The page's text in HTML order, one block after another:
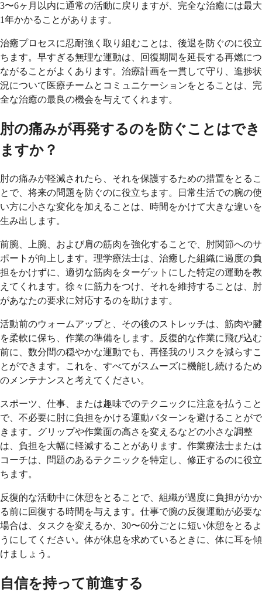
3〜6ヶ月以内に通常の活動に戻りますが、完全な治癒には最大
1年かかることがあります。
治癒プロセスに忍耐強く取り組むことは、後退を防ぐのに役立
ちます。早すぎる無理な運動は、回復期間を延長する再燃につ
ながることがよくあります。治療計画を一貫して守り、進捗状
況について医療チームとコミュニケーションをとることは、完
全な治癒の最良の機会を与えてくれます。
肘の痛みが再発するのを防ぐことはでき
ますか？
肘の痛みが軽減されたら、それを保護するための措置をとるこ
とで、将来の問題を防ぐのに役立ちます。日常生活での腕の使
い方に小さな変化を加えることは、時間をかけて大きな違いを
生み出します。
前腕、上腕、および肩の筋肉を強化することで、肘関節へのサ
ポートが向上します。理学療法士は、治癒した組織に過度の負
担をかけずに、適切な筋肉をターゲットにした特定の運動を教
えてくれます。徐々に筋力をつけ、それを維持することは、肘
があなたの要求に対応するのを助けます。
活動前のウォームアップと、その後のストレッチは、筋肉や腱
を柔軟に保ち、作業の準備をします。反復的な作業に飛び込む
前に、数分間の穏やかな運動でも、再怪我のリスクを減らすこ
とができます。これを、すべてがスムーズに機能し続けるため
のメンテナンスと考えてください。
スポーツ、仕事、または趣味でのテクニックに注意を払うこと
で、不必要に肘に負担をかける運動パターンを避けることがで
きます。グリップや作業面の高さを変えるなどの小さな調整
は、負担を大幅に軽減することがあります。作業療法士または
コーチは、問題のあるテクニックを特定し、修正するのに役立
ちます。
反復的な活動中に休憩をとることで、組織が過度に負担がかか
る前に回復する時間を与えます。仕事で腕の反復運動が必要な
場合は、タスクを変えるか、30〜60分ごとに短い休憩をとるよ
うにしてください。体が休息を求めているときに、体に耳を傾
けましょう。
自信を持って前進する